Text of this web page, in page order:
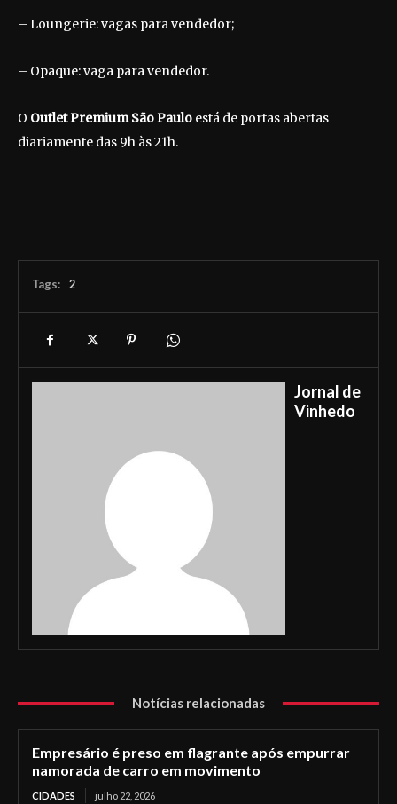
– Loungerie: vagas para vendedor;
– Opaque: vaga para vendedor.
O Outlet Premium São Paulo está de portas abertas
diariamente das 9h às 21h.
Tags: 2
Jornal de
Vinhedo
Notícias relacionadas
Empresário é preso em flagrante após empurrar
namorada de carro em movimento
CIDADES julho 22, 2026